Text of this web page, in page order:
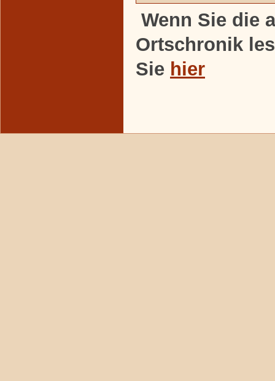
Wenn Sie die
Ortschronik
Sie hier